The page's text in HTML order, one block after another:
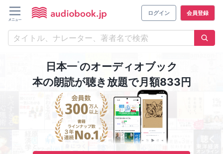
ログイン 会員登録
日本一※のオーディオブック
本の朗読が聴き放題で月額833円